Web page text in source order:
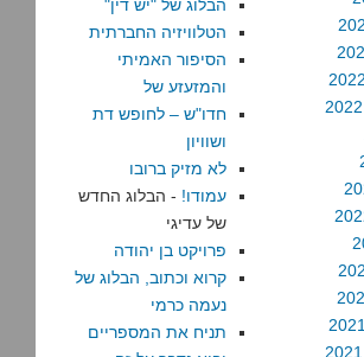
הבלוג של "יש דין"
הטלוויזיה החברתית
הסיפור האמיתי
והמזעזע של
חדו"ש – לחופש דת
ושוויון
לא מזיק ברובו
עמודו! - הבלוג החדש
של עדיגי
פרויקט בן יהודה
קרוא וכתוב, הבלוג של
נעמה כרמי
תניח את המספריים